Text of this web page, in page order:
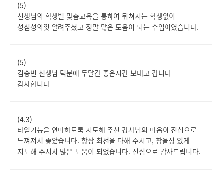
(5)
선생님의 학생별 맞춤교육을 통하여 뒤쳐지는 학생없이
성심성의껏 알려주셨고 정말 많은 도움이 되는 수업이였습니다.
(5)
김승빈 선생님 덕분에 두달간 좋은시간 보내고 갑니다
감사합니다
(4.3)
타일기능을 연마하도록 지도해 주신 강사님의 마음이 진심으로
느껴져서 좋았습니다. 항상 최선을 다해 주시고, 참을성 있게
지도해 주셔서 많은 도움이 되었습니다. 진심으로 감사드립니다.